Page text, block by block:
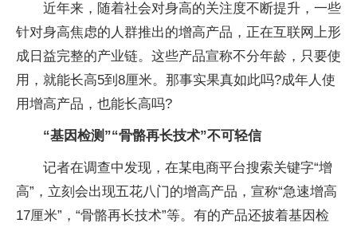
近年来，随着社会对身高的关注度不断提升，一些
针对身高焦虑的人群推出的增高产品，正在互联网上形
成日益完整的产业链。这些产品宣称不分年龄，只要使
用，就能长高5到8厘米。那事实果真如此吗?成年人使
用增高产品，也能长高吗?
“基因检测”“骨骼再长技术”不可轻信
记者在调查中发现，在某电商平台搜索关键字“增
高”，立刻会出现五花八门的增高产品，宣称“急速增高
17厘米”，“骨骼再长技术”等。有的产品还披着基因检